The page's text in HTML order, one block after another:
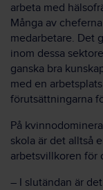
arbeta med
Många av
medarbetare. Det
inom dessa
ganska bra
med en
förutsättningarna
På
skola är det alltså
arbetsvillkoren för
– I slutändan är